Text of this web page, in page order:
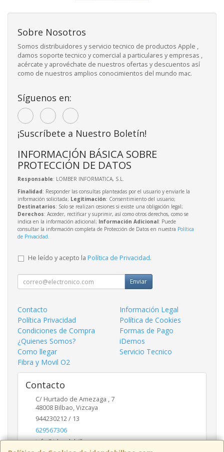
Sobre Nosotros
Somos distribuidores y servicio tecnico de productos Apple ,
damos soporte tecnico y comercial a particulares y empresas ,
acércate y aprovéchate de nuestros ofertas y descuentos así
como de nuestros amplios conocimientos del mundo mac.
Síguenos en:
¡Suscríbete a Nuestro Boletín!
INFORMACIÓN BÁSICA SOBRE
PROTECCIÓN DE DATOS
Responsable: LOMBER INFORMATICA, S.L.
Finalidad: Responder las consultas planteadas por el usuario y enviarle la
información solicitada; Legitimación: Consentimiento del usuario;
Destinatarios: Solo se realizan cesiones si existe una obligación legal;
Derechos: Acceder, rectificar y suprimir, así como otros derechos, como se
indica en la información adicional; Información Adicional: Puede
consultar la información completa de Protección de Datos en nuestra Política
de Privacidad.
He leído y acepto la Política de Privacidad.
Enviar
Contacto
Información Legal
Política Privacidad
Política de Cookies
Condiciones de Compra
Formas de Pago
¿Quienes Somos?
iDemos
Como llegar
Servicio Tecnico
Fibra y Movil O2
Contacto
C/ Hurtado de Amezaga , 7
48008 Bilbao,Vizcaya
944230212 / 13
629567306
info@idendabilbao.com